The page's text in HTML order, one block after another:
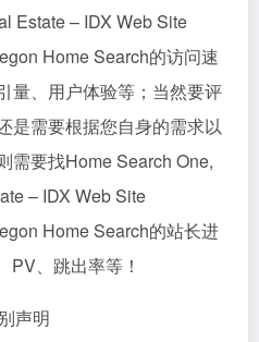
Estate – IDX Web Site
Home Search的访问速
量、用户体验等；当然要评
是需要根据您自身的需求以
需要找Home Search One,
– IDX Web Site
Home Search的站长进
PV、跳出率等！
声明